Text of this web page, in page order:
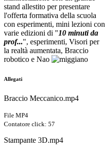
stand allestito per presentare
l'offerta formativa della scuola
con esperimenti, mini lezioni con
varie edizioni di "10 minuti da
prof...", esperimenti, Visori per
la realtà aumentata, Braccio
robotico e Nao
Allegati
Braccio Meccanico.mp4
File MP4
Contatore click: 57
Stampante 3D.mp4